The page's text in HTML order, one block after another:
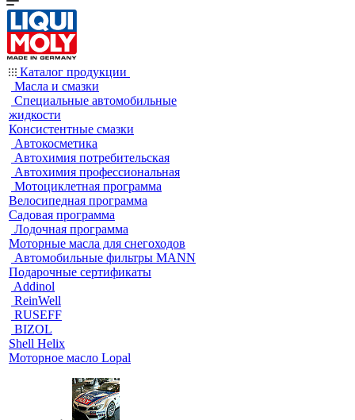
Каталог продукции
Масла и смазки
Специальные автомобильные
жидкости
Консистентные смазки
Автокосметика
Автохимия потребительская
Автохимия профессиональная
Мотоциклетная программа
Велосипедная программа
Садовая программа
Лодочная программа
Моторные масла для снегоходов
Автомобильные фильтры MANN
Подарочные сертификаты
Addinol
ReinWell
RUSEFF
BIZOL
Shell Helix
Моторное масло Lopal